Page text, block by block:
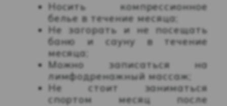
Носить компрессионное
белье в течение месяца;
Не загорать и не посещать
баню и сауну в течение
месяца;
Можно записаться на
лимфодренажный массаж;
Не стоит заниматься
спортом месяц после